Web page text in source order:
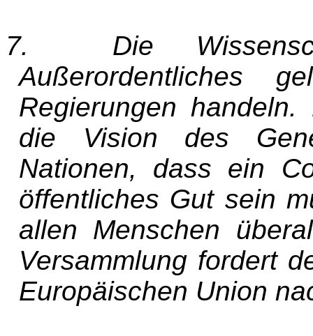
7. Die
Außerordentliches
Regierungen
die Vision des
Nationen, dass ein
öffentliches Gut sein
allen Menschen
Versammlung fordert
Europäischen Union